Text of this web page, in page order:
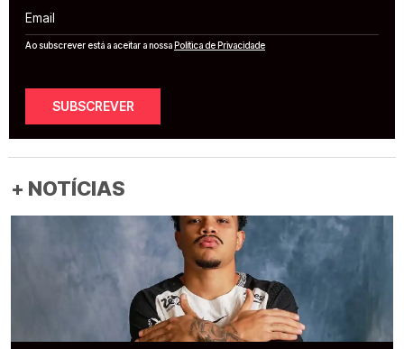
Email
Ao subscrever está a aceitar a nossaPolítica de Privacidade
SUBSCREVER
+ NOTÍCIAS